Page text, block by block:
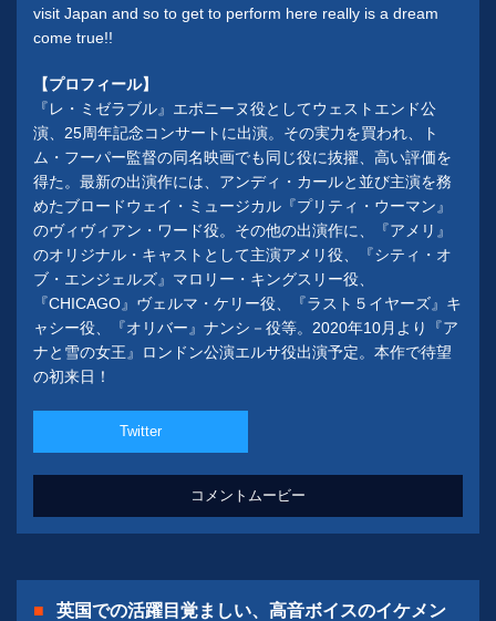
visit Japan and so to get to perform here really is a dream
come true!!
【プロフィール】
『レ・ミゼラブル』エポニーヌ役としてウェストエンド公
演、25周年記念コンサートに出演。その実力を買われ、ト
ム・フーパー監督の同名映画でも同じ役に抜擢、高い評価を
得た。最新の出演作には、アンディ・カールと並び主演を務
めたブロードウェイ・ミュージカル『プリティ・ウーマン』
のヴィヴィアン・ワード役。その他の出演作に、『アメリ』
のオリジナル・キャストとして主演アメリ役、『シティ・オ
ブ・エンジェルズ』マロリー・キングスリー役、
『CHICAGO』ヴェルマ・ケリー役、『ラスト５イヤーズ』キ
ャシー役、『オリバー』ナンシ－役等。2020年10月より『ア
ナと雪の女王』ロンドン公演エルサ役出演予定。本作で待望
の初来日！
Twitter
コメントムービー
英国での活躍目覚ましい、高音ボイスのイケメン